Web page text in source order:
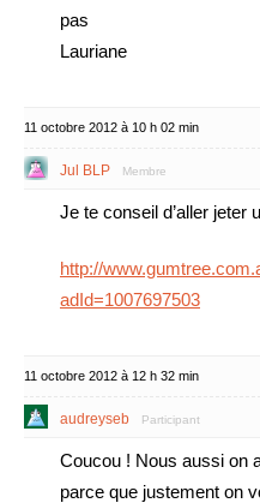
pas
Lauriane
11 octobre 2012 à 10 h 02 min
Jul BLP Membre
Je te conseil d’aller jeter
http://
adId=1007697503
11 octobre 2012 à 12 h 32 min
audreyseb Participant
Coucou ! Nous aussi on
parce que justement on